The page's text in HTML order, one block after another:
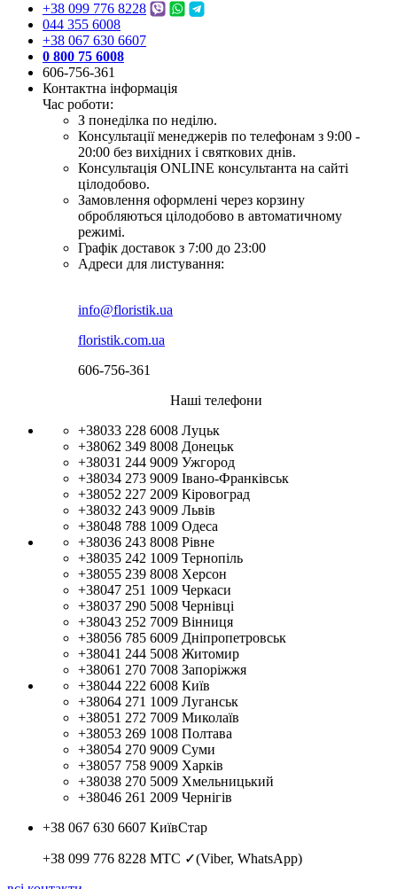
+38 099 776 8228
044 355 6008
+38 067 630 6607
0 800 75 6008
606-756-361
Контактна інформація
Час роботи:
З понеділка по неділю.
Консультації менеджерів по телефонам з 9:00 -
20:00 без вихідних і святкових днів.
Консультація ONLINE консультанта на сайті
цілодобово.
Замовлення оформлені через корзину
обробляються цілодобово в автоматичному
режимі.
Графік доставок з 7:00 до 23:00
Адреси для листування:
info@floristik.ua
floristik.com.ua
606-756-361
Наші телефони
+38033 228 6008 Луцьк
+38062 349 8008 Донецьк
+38031 244 9009 Ужгород
+38034 273 9009 Івано-Франківськ
+38052 227 2009 Кіровоград
+38032 243 9009 Львів
+38048 788 1009 Одеса
+38036 243 8008 Рівне
+38035 242 1009 Тернопіль
+38055 239 8008 Херсон
+38047 251 1009 Черкаси
+38037 290 5008 Чернівці
+38043 252 7009 Вінниця
+38056 785 6009 Дніпропетровськ
+38041 244 5008 Житомир
+38061 270 7008 Запоріжжя
+38044 222 6008 Київ
+38064 271 1009 Луганськ
+38051 272 7009 Миколаїв
+38053 269 1008 Полтава
+38054 270 9009 Суми
+38057 758 9009 Харків
+38038 270 5009 Хмельницький
+38046 261 2009 Чернігів
+38 067 630 6607 КиївСтар
+38 099 776 8228 МТС ✓(Viber, WhatsApp)